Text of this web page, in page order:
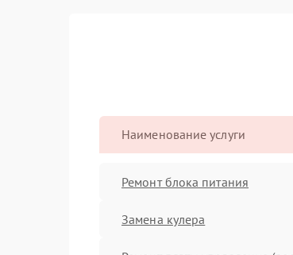
Наименование услуги
Ремонт блока питания
Замена кулера